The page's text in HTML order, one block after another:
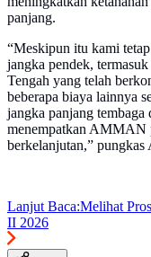
panjang.
“Meskipun itu kami
jangka pendek,
Tengah yang telah
beberapa biaya lainnya
jangka panjang tembaga
menempatkan AMMAN
berkelanjutan,” pungkas
Lanjut Baca:Melihat
II 2026